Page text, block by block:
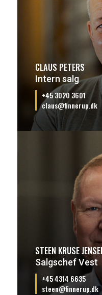
CLAUS PETERS
Intern salg
+45 3020 3601
claus@finnerup.dk
STEEN KRUSE
Salgschef Vest
+45 4314 6635
steen@finnerup.dk